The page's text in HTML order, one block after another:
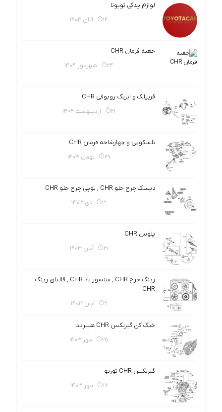
لوازم یدکی تویوتا
14 آبان 1404
جعبه فرمان CHR
24 شهریور 1404
قربیلک و ایربگ روبوقی CHR
21 اردیبهشت 1404
تلسکوپی و چهارشاخه فرمان CHR
29 بهمن 1403
دیسک چرخ جلو CHR , توپی چرخ جلو CHR
3 دی 1403
پلوس CHR
21 آبان 1403
رینگ چرخ CHR , سنسور باد CHR , قالپاق رینگ
CHR
9 آبان 1403
خنک کن گیربکس CHR هیبرید
25 مهر 1403
گیربکس CHR توربو
16 مهر 1403